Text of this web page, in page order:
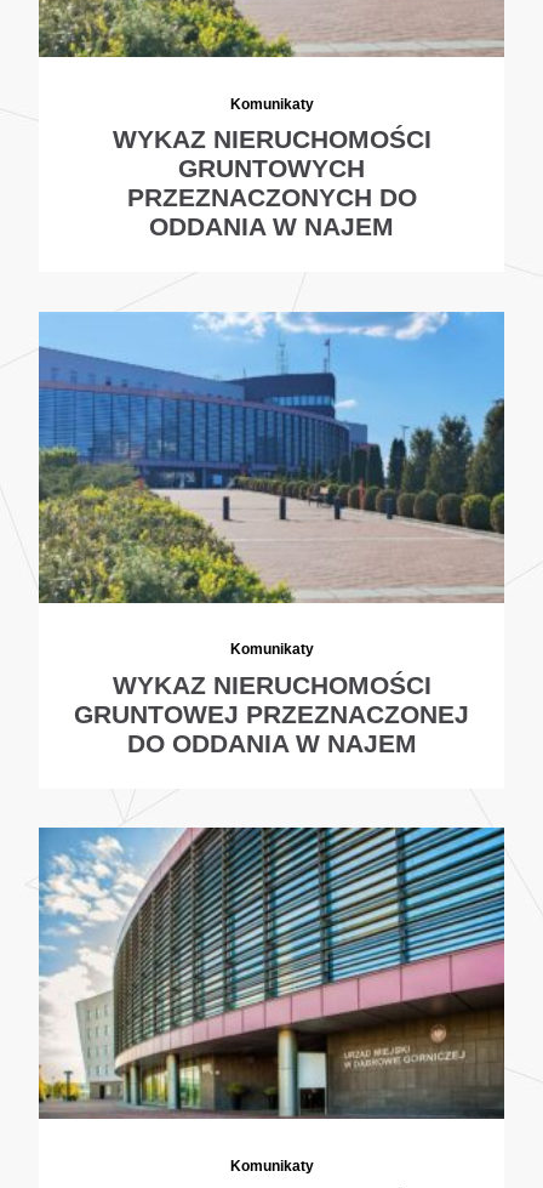
Komunikaty
WYKAZ NIERUCHOMOŚCI
GRUNTOWYCH
PRZEZNACZONYCH DO
ODDANIA W NAJEM
Komunikaty
WYKAZ NIERUCHOMOŚCI
GRUNTOWEJ PRZEZNACZONEJ
DO ODDANIA W NAJEM
Komunikaty